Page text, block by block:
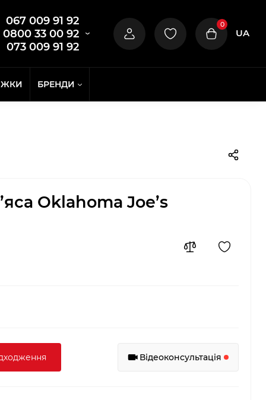
067 009 91 92
0800 33 00 92
073 009 91 92
0
UA
БРЕНДИ
Oklahoma Joe’s
Відеоконсультація